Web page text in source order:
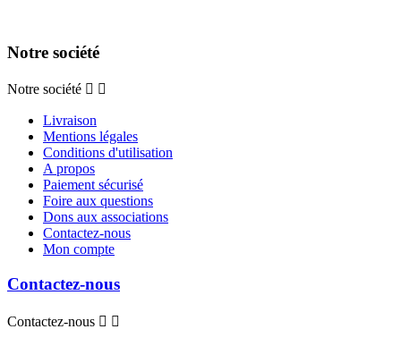
Notre société
Notre société  
Livraison
Mentions légales
Conditions d'utilisation
A propos
Paiement sécurisé
Foire aux questions
Dons aux associations
Contactez-nous
Mon compte
Contactez-nous
Contactez-nous  